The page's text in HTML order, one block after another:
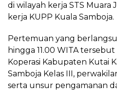
di wilayah kerja STS Muara
kerja KUPP Kuala Samboja.
Pertemuan yang
hingga 11.00 WITA
Koperasi Kabupaten Kutai
Samboja Kelas III,
serta unsur pengamanan